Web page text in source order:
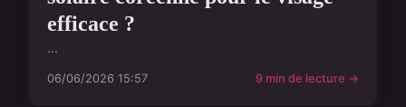
efficace ?
...
06/06/2026 15:57 9 min de lecture →